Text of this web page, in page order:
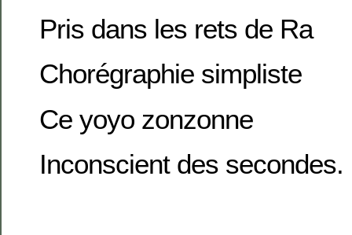
Pris dans les rets de Ra
Chorégraphie simpliste
Ce yoyo zonzonne
Inconscient des secondes.